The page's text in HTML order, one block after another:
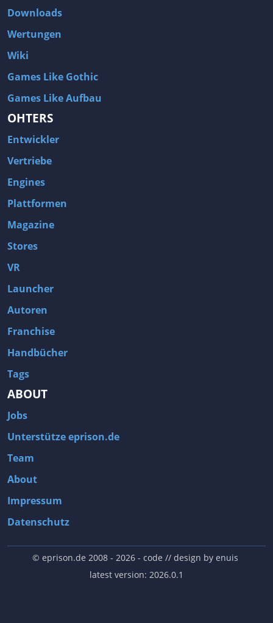
Downloads
Wertungen
Wiki
Games Like Gothic
Games Like Aufbau
OHTERS
Entwickler
Vertriebe
Engines
Plattformen
Magazine
Stores
VR
Launcher
Autoren
Franchise
Handbücher
Tags
ABOUT
Jobs
Unterstütze eprison.de
Team
About
Impressum
Datenschutz
© eprison.de 2008 - 2026- code // design by enuis
latest version: 2026.0.1